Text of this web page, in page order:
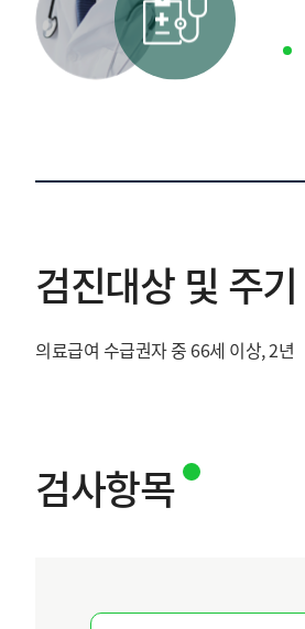
검진대상 및 주기
의료급여 수급권자 중 66세 이상, 2년
검사항목